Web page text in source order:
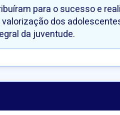
para o sucesso e
dos
da juventude.